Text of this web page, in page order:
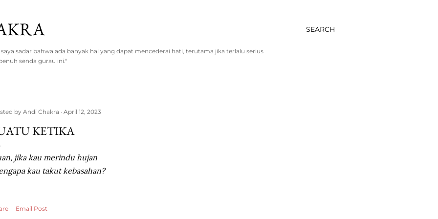
SEARCH
sadar bahwa ada banyak hal yang dapat mencederai hati, terutama jika terlalu serius
senda gurau ini."
by Andi Chakra April 12, 2023
KETIKA
jika kau merindu hujan
kau takut kebasahan?
Email Post